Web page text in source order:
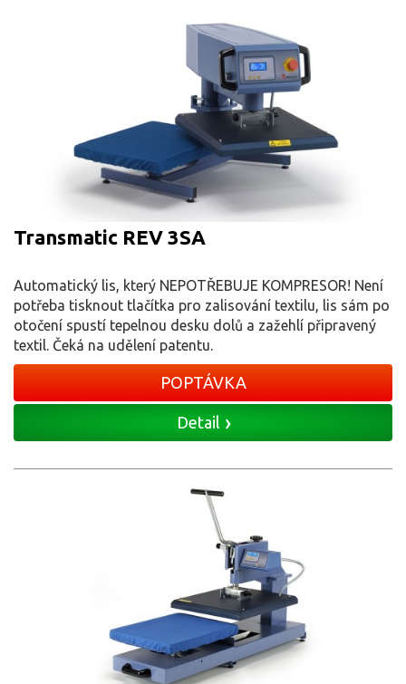
Transmatic REV 3SA
Automatický lis, který NEPOTŘEBUJE KOMPRESOR! Není
potřeba tisknout tlačítka pro zalisování textilu, lis sám po
otočení spustí tepelnou desku dolů a zažehlí připravený
textil. Čeká na udělení patentu.
POPTÁVKA
Detail